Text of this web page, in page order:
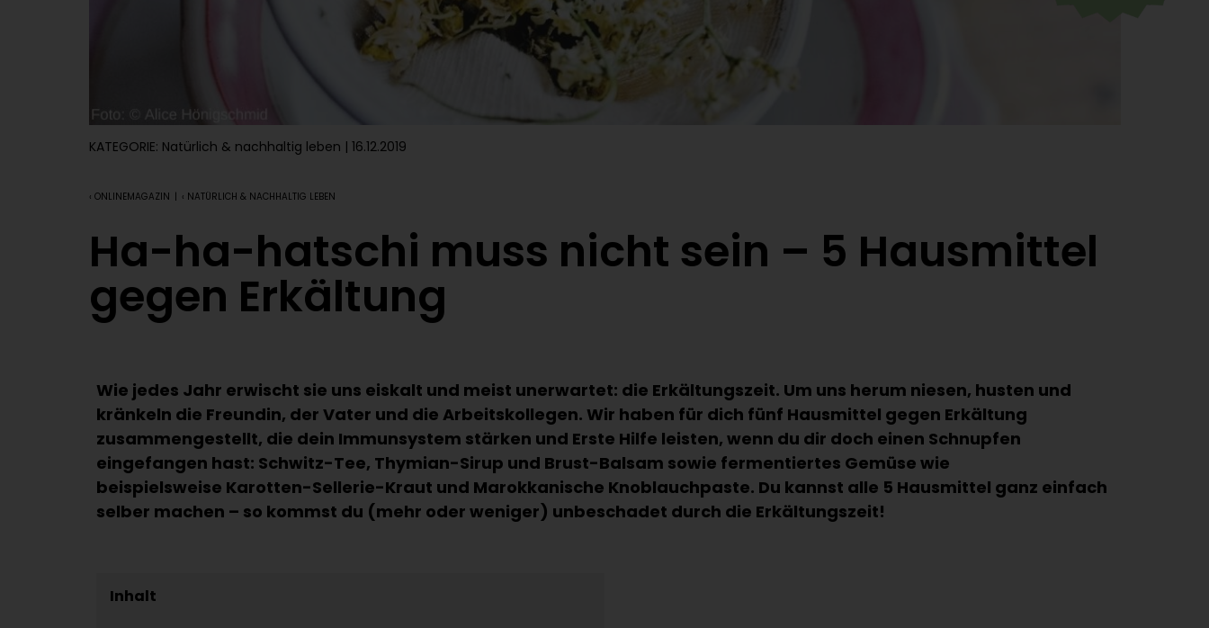
KATEGORIE: Natürlich & nachhaltig leben | 16.12.2019
‹ ONLINEMAGAZIN | ‹ NATÜRLICH & NACHHALTIG LEBEN
Ha-ha-hatschi muss nicht sein – 5 Hausmittel
gegen Erkältung
Wie jedes Jahr erwischt sie uns eiskalt und meist unerwartet: die Erkältungszeit. Um uns herum niesen, husten und
kränkeln die Freundin, der Vater und die Arbeitskollegen. Wir haben für dich fünf Hausmittel gegen Erkältung
zusammengestellt, die dein Immunsystem stärken und Erste Hilfe leisten, wenn du dir doch einen Schnupfen
eingefangen hast: Schwitz-Tee, Thymian-Sirup und Brust-Balsam sowie fermentiertes Gemüse wie
beispielsweise Karotten-Sellerie-Kraut und Marokkanische Knoblauchpaste. Du kannst alle 5 Hausmittel ganz einfach
selber machen – so kommst du (mehr oder weniger) unbeschadet durch die Erkältungszeit!
Inhalt